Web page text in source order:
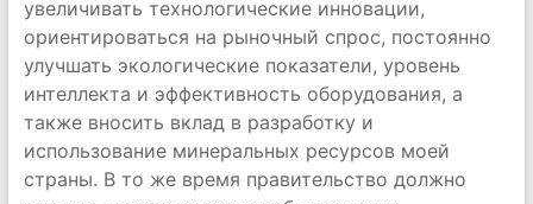
увеличивать технологические инновации,
ориентироваться на рыночный спрос, постоянно
улучшать экологические показатели, уровень
интеллекта и эффективность оборудования, а
также вносить вклад в разработку и
использование минеральных ресурсов моей
страны. В то же время правительство должно